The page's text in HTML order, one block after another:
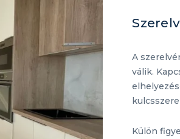
A
válik.
Külön